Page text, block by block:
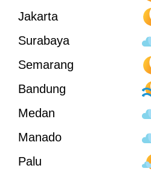
Jakarta
Surabaya
Semarang
Bandung
Medan
Manado
Palu